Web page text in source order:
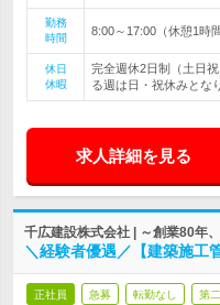
勤務
時間
8:00～17:00（休憩1時間
休日
休暇
完全週休2日制（土日
る週は日・祝休みとな
求人詳細を見る
千広建設株式会社 | ～創業80年
＼経験者優遇／【建築施工
正社員 急募 転勤なし 第